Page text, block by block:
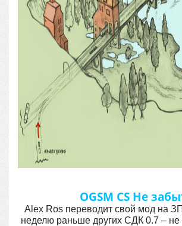
OGSM CS Не
Alex Ros переводит свой мод на
неделю раньше других СДК 0.7 –